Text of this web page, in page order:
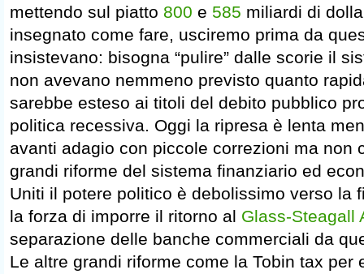
mettendo sul piatto 800 e 585 miliardi di
insegnato come fare, usciremo prima da
insistevano: bisogna “pulire” dalle scorie il
non avevano nemmeno previsto quanto
sarebbe esteso ai titoli del debito pubblico
politica recessiva. Oggi la ripresa è lenta
avanti adagio con piccole correzioni ma non
grandi riforme del sistema finanziario ed
Uniti il potere politico è debolissimo verso la
la forza di imporre il ritorno al Glass-Steagall
separazione delle banche commerciali da
Le altre grandi riforme come la Tobin tax per